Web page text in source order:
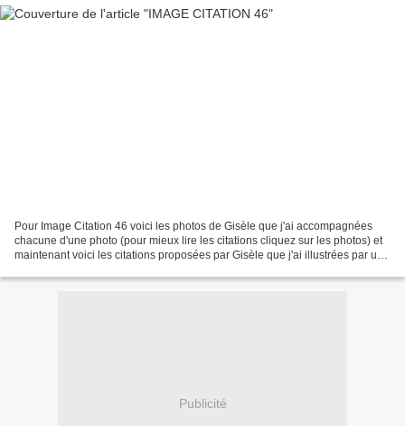
Pour Image Citation 46 voici les photos de Gisèle que j'ai accompagnées
chacune d'une photo (pour mieux lire les citations cliquez sur les photos) et
maintenant voici les citations proposées par Gisèle que j'ai illustrées par une
Publicité